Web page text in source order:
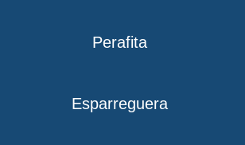
Perafita
Esparreguera